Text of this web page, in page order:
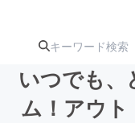
いつでも
ム！アウト